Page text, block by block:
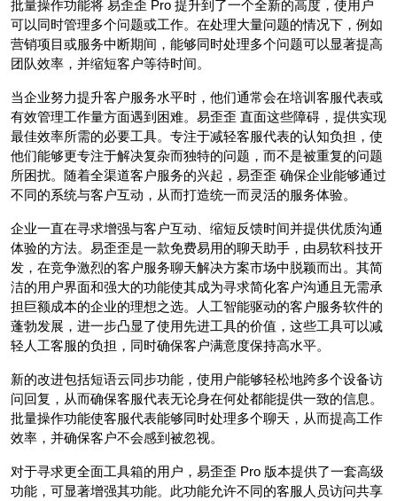
批量操作功能将 易歪歪 Pro 提升到了一个全新的高度，使用户
可以同时管理多个问题或工作。在处理大量问题的情况下，例如
营销项目或服务中断期间，能够同时处理多个问题可以显著提高
团队效率，并缩短客户等待时间。
当企业努力提升客户服务水平时，他们通常会在培训客服代表或
有效管理工作量方面遇到困难。易歪歪 直面这些障碍，提供实现
最佳效率所需的必要工具。专注于减轻客服代表的认知负担，使
他们能够更专注于解决复杂而独特的问题，而不是被重复的问题
所困扰。随着全渠道客户服务的兴起，易歪歪 确保企业能够通过
不同的系统与客户互动，从而打造统一而灵活的服务体验。
企业一直在寻求增强与客户互动、缩短反馈时间并提供优质沟通
体验的方法。易歪歪是一款免费易用的聊天助手，由易软科技开
发，在竞争激烈的客户服务聊天解决方案市场中脱颖而出。其简
洁的用户界面和强大的功能使其成为寻求简化客户沟通且无需承
担巨额成本的企业的理想之选。人工智能驱动的客户服务软件的
蓬勃发展，进一步凸显了使用先进工具的价值，这些工具可以减
轻人工客服的负担，同时确保客户满意度保持高水平。
新的改进包括短语云同步功能，使用户能够轻松地跨多个设备访
问回复，从而确保客服代表无论身在何处都能提供一致的信息。
批量操作功能使客服代表能够同时处理多个聊天，从而提高工作
效率，并确保客户不会感到被忽视。
对于寻求更全面工具箱的用户，易歪歪 Pro 版本提供了一套高级
功能，可显著增强其功能。此功能允许不同的客服人员访问共享